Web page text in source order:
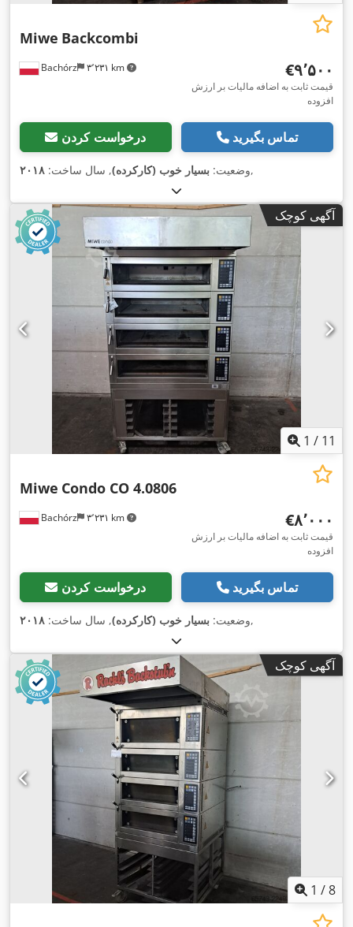
Bachórz ۳٬۲۳۱ km
Miwe Backcombi
‎€۹٬۵۰۰
قیمت ثابت به اضافه مالیات بر ارزش
افزوده
درخواست کردن تماس بگیرید
وضعیت: بسیار خوب (کارکرده), سال ساخت: ۲۰۱۸ ,
آگهی کوچک
1 / 11
Bachórz ۳٬۲۳۱ km
Miwe Condo CO 4.0806
‎€۸٬۰۰۰
قیمت ثابت به اضافه مالیات بر ارزش
افزوده
درخواست کردن تماس بگیرید
وضعیت: بسیار خوب (کارکرده), سال ساخت: ۲۰۱۸ ,
آگهی کوچک
1 /8